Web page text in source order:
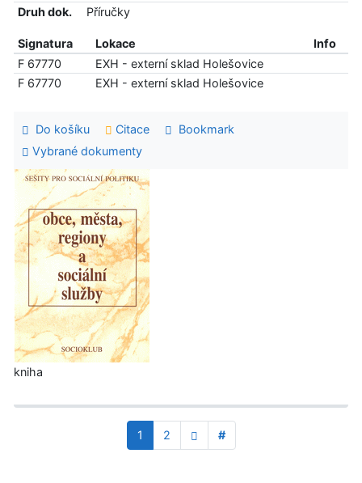
Druh dok.
Příručky
Signatura Lokace
Info
F 67770
EXH - externí sklad Holešovice
F 67770
EXH - externí sklad Holešovice
Do košíku Citace
Bookmark
Vybrané dokumenty
kniha
1 2 #